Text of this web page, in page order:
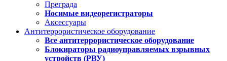
Преграда
Носимые видеорегистраторы
Аксессуары
Антитеррористическое оборудование
Все антитеррористическое оборудование
Блокираторы радиоуправляемых взрывных
устройств (РВУ)